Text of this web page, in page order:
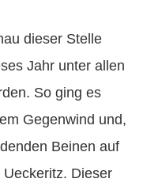
dieser Stelle
Jahr unter allen
So ging es
Gegenwind und,
Beinen auf
Dieser